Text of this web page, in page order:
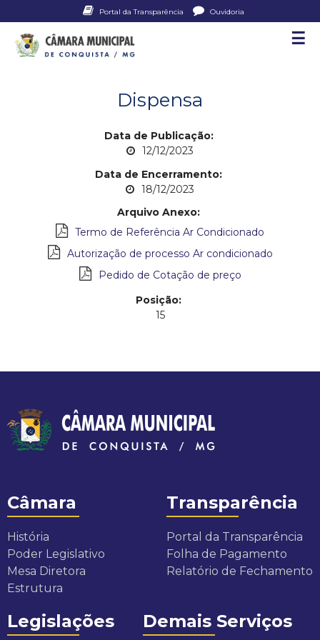
Pular
o
principal
Portal da Transparência Ouvidoria
C
i
p
a
d
e
C
o
n
☰
Dispensa
Data de Publicação:
12/12/2023
Data de Encerramento:
18/12/2023
Arquivo Anexo:
Termo de Referência Ar Condicionado
Autorização de processo Ar condicionado
Pedido de Cotação de preço
Posição:
15
Câmara
História
Poder Legislativo
Mesa Diretora
Estrutura
Transparência
Portal da Transparência
Folha de Pagamento
Relatório de Fechamento
Legislações Demais Serviços